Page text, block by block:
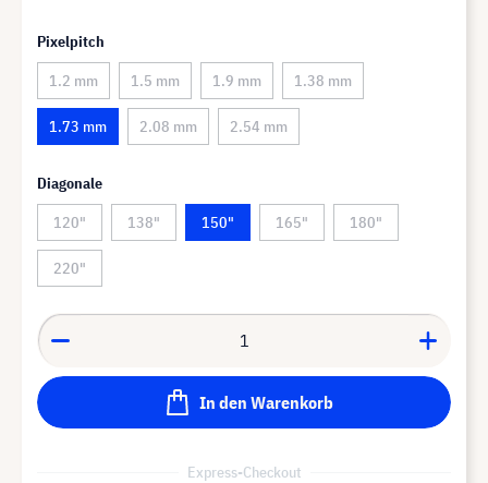
Pixelpitch
1.2 mm
1.5 mm 1.9 mm 1.38 mm
1.73 mm 2.08 mm 2.54 mm
Diagonale
120"
138" 150" 165" 180"
220"
In den Warenkorb
Express-Checkout